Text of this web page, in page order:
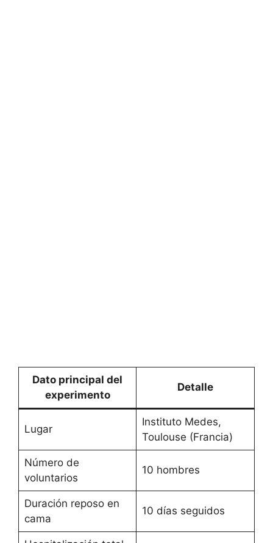
Dato principal del
experimento
Detalle
Lugar
Instituto Medes,
Toulouse (Francia)
Número de
voluntarios
10 hombres
Duración reposo en
cama
10 días seguidos